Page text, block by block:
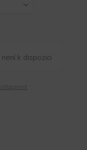
k dispozici